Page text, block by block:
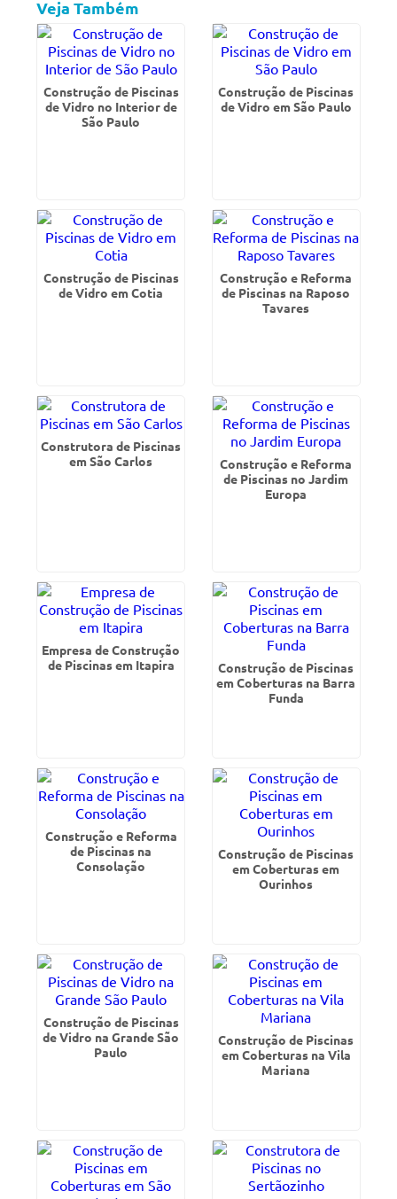
Veja Também
Construção de Piscinas
de Vidro no Interior de
São Paulo
Construção de Piscinas
de Vidro em São Paulo
Construção de Piscinas
de Vidro em Cotia
Construção e Reforma
de Piscinas na Raposo
Tavares
Construtora de Piscinas
em São Carlos
Construção e Reforma
de Piscinas no Jardim
Europa
Empresa de Construção
de Piscinas em Itapira
Construção de Piscinas
em Coberturas na Barra
Funda
Construção e Reforma
de Piscinas na
Consolação
Construção de Piscinas
em Coberturas em
Ourinhos
Construção de Piscinas
de Vidro na Grande São
Paulo
Construção de Piscinas
em Coberturas na Vila
Mariana